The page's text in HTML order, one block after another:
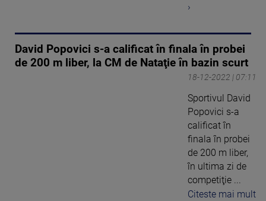
›
David Popovici s-a calificat în finala în probei
de 200 m liber, la CM de Nataţie în bazin scurt
18-12-2022 | 07:11
Sportivul David
Popovici s-a
calificat în
finala în probei
de 200 m liber,
în ultima zi de
competiţie ...
Citeste mai mult